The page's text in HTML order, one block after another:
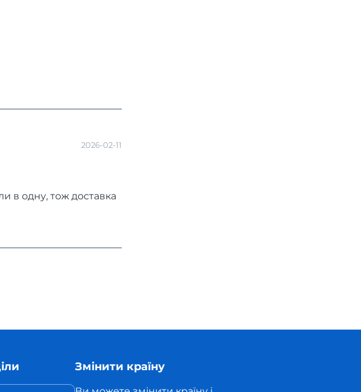
2026-02-11
в одну, тож доставка
Змінити країну